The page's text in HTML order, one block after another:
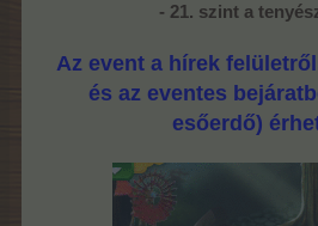
- 21. szint a
Az event a hírek
és az eventes
esőerdő)